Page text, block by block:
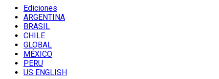
Ediciones
ARGENTINA
BRASIL
CHILE
GLOBAL
MÉXICO
PERU
US ENGLISH